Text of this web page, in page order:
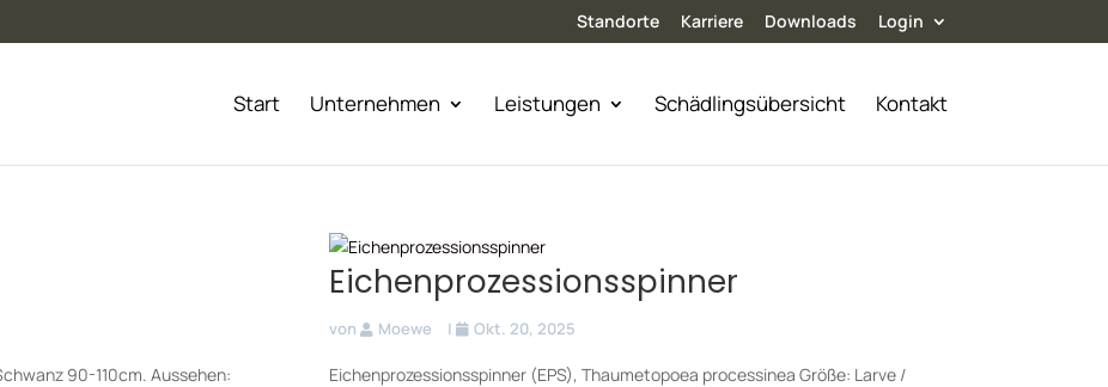
Standorte Karriere Downloads Login
Start Unternehmen Leistungen Schädlingsübersicht Kontakt
90-110cm. Aussehen:
Eichenprozessionsspinner
von Moewe | Okt. 20, 2025
Eichenprozessionsspinner (EPS), Thaumetopoea processinea Größe: Larve /